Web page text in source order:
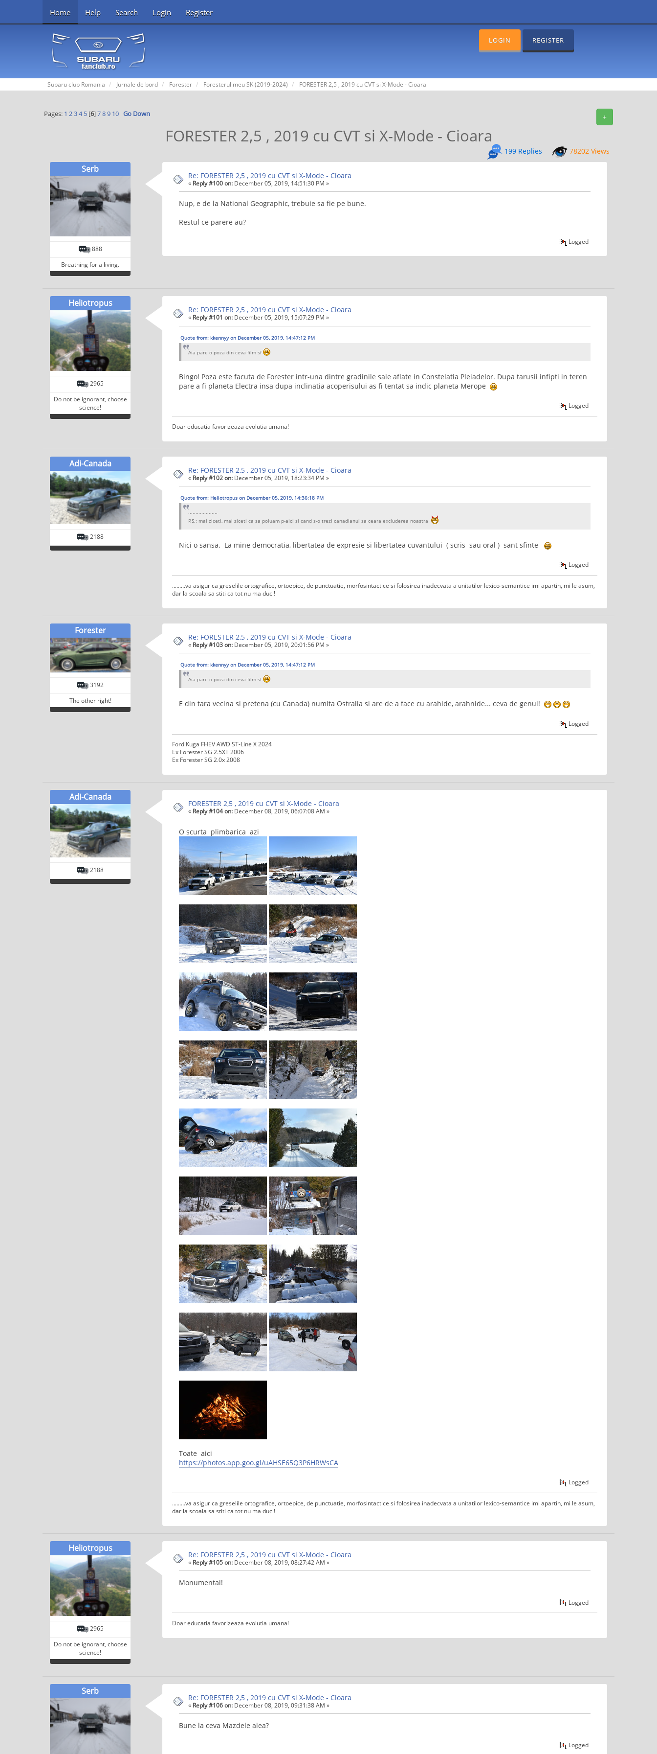
Home Help Search Login Register
LOGIN REGISTER
Subaru club Romania Jurnale de bord Forester Foresterul meu SK (2019-2024) FORESTER 2,5 , 2019 cu CVT si X-Mode - Cioara
+
Pages: 1 2 3 4 5[6]7 8 9 10 Go Down
FORESTER 2,5 , 2019 cu CVT si X-Mode - Cioara
199 Replies 78202 Views
Serb
888
Breathing for a living.
Re: FORESTER 2,5 , 2019 cu CVT si X-Mode - Cioara
« Reply #100 on: December 05, 2019, 14:51:30 PM »
Nup, e de la National Geographic, trebuie sa fie pe bune.
Restul ce parere au?
Logged
Heliotropus
2965
Do not be ignorant, choose
science!
Re: FORESTER 2,5 , 2019 cu CVT si X-Mode - Cioara
« Reply #101 on: December 05, 2019, 15:07:29 PM »
Quote from: kkennyy on December 05, 2019, 14:47:12 PM
Aia pare o poza din ceva film sf
Bingo! Poza este facuta de Forester intr-una dintre gradinile sale aflate in Constelatia Pleiadelor. Dupa tarusii infipti in teren
pare a fi planeta Electra insa dupa inclinatia acoperisului as fi tentat sa indic planeta Merope
Logged
Doar educatia favorizeaza evolutia umana!
Adi-Canada
2188
Re: FORESTER 2,5 , 2019 cu CVT si X-Mode - Cioara
« Reply #102 on: December 05, 2019, 18:23:34 PM »
Quote from: Heliotropus on December 05, 2019, 14:36:18 PM
....................
P.S.: mai ziceti, mai ziceti ca sa poluam p-aici si cand s-o trezi canadianul sa ceara excluderea noastra
Nici o sansa. La mine democratia, libertatea de expresie si libertatea cuvantului ( scris sau oral ) sant sfinte
Logged
.........va asigur ca greselile ortografice, ortoepice, de punctuatie, morfosintactice si folosirea inadecvata a unitatilor lexico-semantice imi apartin, mi le asum,
dar la scoala sa stiti ca tot nu ma duc !
Forester
3192
The other right!
Re: FORESTER 2,5 , 2019 cu CVT si X-Mode - Cioara
« Reply #103 on: December 05, 2019, 20:01:56 PM »
Quote from: kkennyy on December 05, 2019, 14:47:12 PM
Aia pare o poza din ceva film sf
E din tara vecina si pretena (cu Canada) numita Ostralia si are de a face cu arahide, arahnide... ceva de genul!
Logged
Ford Kuga FHEV AWD ST-Line X 2024
Ex Forester SG 2.5XT 2006
Ex Forester SG 2.0x 2008
Adi-Canada
2188
FORESTER 2,5 , 2019 cu CVT si X-Mode - Cioara
« Reply #104 on: December 08, 2019, 06:07:08 AM »
O scurta plimbarica azi
Toate aici
https://photos.app.goo.gl/uAHSE65Q3P6HRWsCA
Logged
.........va asigur ca greselile ortografice, ortoepice, de punctuatie, morfosintactice si folosirea inadecvata a unitatilor lexico-semantice imi apartin, mi le asum,
dar la scoala sa stiti ca tot nu ma duc !
Heliotropus
2965
Do not be ignorant, choose
science!
Re: FORESTER 2,5 , 2019 cu CVT si X-Mode - Cioara
« Reply #105 on: December 08, 2019, 08:27:42 AM »
Monumental!
Logged
Doar educatia favorizeaza evolutia umana!
Serb
Re: FORESTER 2,5 , 2019 cu CVT si X-Mode - Cioara
« Reply #106 on: December 08, 2019, 09:31:38 AM »
Bune la ceva Mazdele alea?
Logged